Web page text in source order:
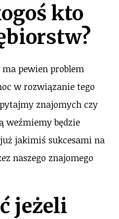
kto
pewien problem
w rozwiązanie tego
znajomych czy
weźmiemy będzie
jakimiś sukcesami na
naszego znajomego
jeżeli